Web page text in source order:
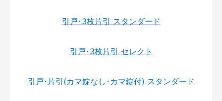
引戸･3枚片引 スタンダード
引戸･3枚片引 セレクト
引戸･片引(カマ錠なし･カマ錠付) スタンダード